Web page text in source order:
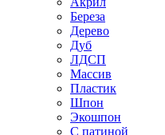
Береза
Дерево
Дуб
ЛДСП
Массив
Пластик
Шпон
Экошпон
С патиной